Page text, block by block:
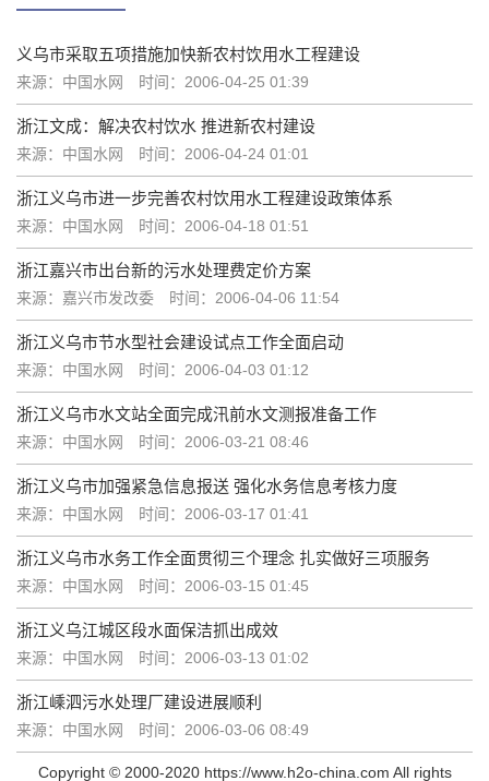
义乌市采取五项措施加快新农村饮用水工程建设
来源：中国水网 时间：2006-04-25 01:39
浙江文成：解决农村饮水 推进新农村建设
来源：中国水网 时间：2006-04-24 01:01
浙江义乌市进一步完善农村饮用水工程建设政策体系
来源：中国水网 时间：2006-04-18 01:51
浙江嘉兴市出台新的污水处理费定价方案
来源：嘉兴市发改委 时间：2006-04-06 11:54
浙江义乌市节水型社会建设试点工作全面启动
来源：中国水网 时间：2006-04-03 01:12
浙江义乌市水文站全面完成汛前水文测报准备工作
来源：中国水网 时间：2006-03-21 08:46
浙江义乌市加强紧急信息报送 强化水务信息考核力度
来源：中国水网 时间：2006-03-17 01:41
浙江义乌市水务工作全面贯彻三个理念 扎实做好三项服务
来源：中国水网 时间：2006-03-15 01:45
浙江义乌江城区段水面保洁抓出成效
来源：中国水网 时间：2006-03-13 01:02
浙江嵊泗污水处理厂建设进展顺利
来源：中国水网 时间：2006-03-06 08:49
Copyright © 2000-2020 https://www.h2o-china.com All rights